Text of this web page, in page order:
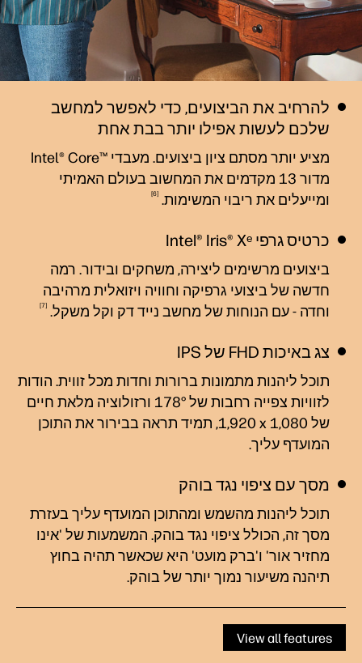
להרחיב את הביצועים, כדי לאפשר למחשב
שלכם לעשות אפילו יותר בבת אחת
מציע יותר מסתם ציון ביצועים. מעבדי ™Intel® Core
מדור 13 מקדמים את המחשוב בעולם האמיתי
ומייעלים את ריבוי המשימות. 6
כרטיס גרפי Intel® Iris® Xᵉ
ביצועים מרשימים ליצירה, משחקים ובידור. רמה
חדשה של ביצועי גרפיקה וחוויה ויזואלית מרהיבה
וחדה - עם הנוחות של מחשב נייד דק וקל משקל. 7
צג באיכות FHD של IPS
תוכל ליהנות מתמונות ברורות וחדות מכל זווית. הודות
לזוויות צפייה רחבות של 178° ורזולוציה מלאת חיים
של ‎1,920 x 1,080, תמיד תראה בבירור את התוכן
המועדף עליך.
מסך עם ציפוי נגד בוהק
תוכל ליהנות מהשמש ומהתוכן המועדף עליך בעזרת
מסך זה, הכולל ציפוי נגד בוהק. המשמעות של 'אינו
מחזיר אור' ו'ברק מועט' היא שכאשר תהיה בחוץ
תיהנה משיעור נמוך יותר של בוהק.
View all features